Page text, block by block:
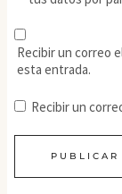
Recibir un correo
esta entrada.
Recibir un